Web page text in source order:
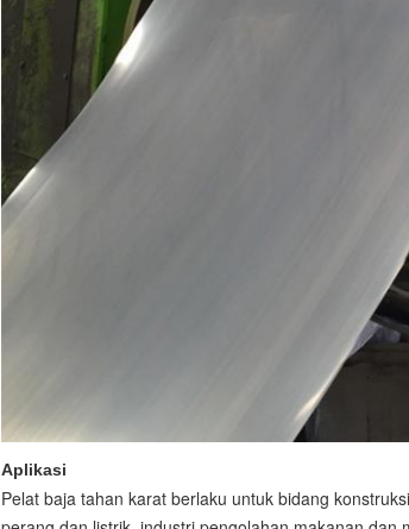
Aplikasi
Pelat baja tahan karat berlaku untuk bidang